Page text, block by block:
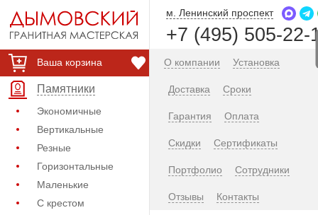
Ваша корзина
Памятники
Экономичные
Вертикальные
Резные
Горизонтальные
Маленькие
С крестом
м. Ленинский проспект
+7 (495) 505-22-
О компании Установка
Доставка Сроки
Гарантия Оплата
Скидки Сертификаты
Портфолио Сотрудники
Отзывы Контакты